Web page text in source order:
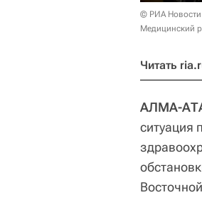
© РИА Новости
Медицинский
Читать
АЛМА-
ситуация